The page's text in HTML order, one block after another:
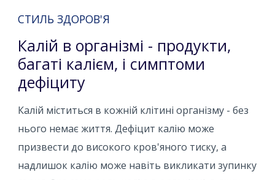
СТИЛЬ ЗДОРОВ'Я
Калій в організмі - продукти,
багаті калієм, і симптоми
дефіциту
Калій міститься в кожній клітині організму - без
нього немає життя. Дефіцит калію може
призвести до високого кров'яного тиску, а
надлишок калію може навіть викликати зупинку